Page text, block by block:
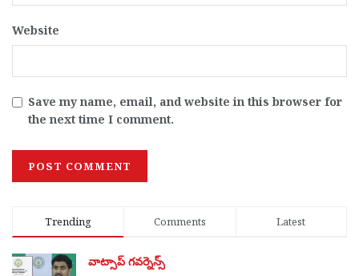
Website
Save my name, email, and website in this browser for
the next time I comment.
Trending Comments Latest
వాట్సాప్ గవర్నెన్స్